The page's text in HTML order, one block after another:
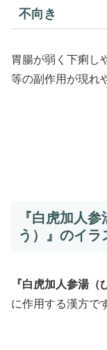
不向き
胃腸が弱く下痢し
等の副作用が現れ
『白虎加人
う）』のイ
『白虎加人参湯（
に作用する漢方で